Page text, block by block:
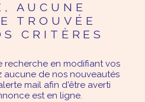
AUCUNE
TROUVÉE
CRITÈRES
recherche en modifiant vos
aucune de nos nouveautés
mail afin d'être averti
est en ligne.